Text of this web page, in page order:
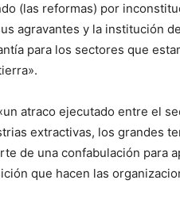
(las reformas) por
agravantes y la institución
para los sectores que
atraco ejecutado entre el
extractivas, los grandes
de una confabulación para
que hacen las